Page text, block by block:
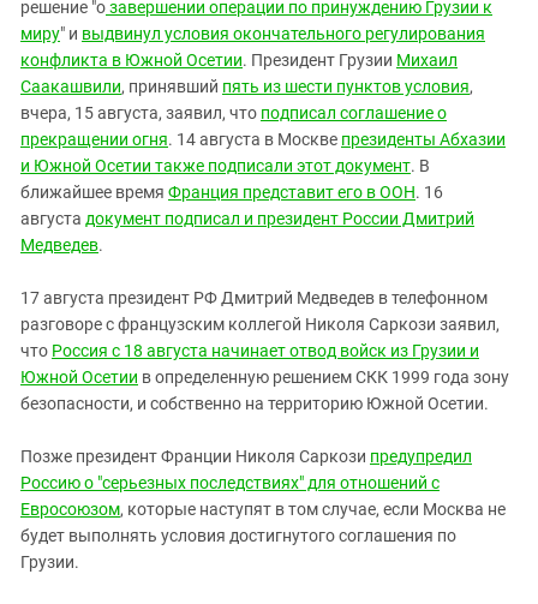
решение "озавершении операции по принуждению Грузии к
миру" и выдвинул условия окончательного регулирования
конфликта в Южной Осетии. Президент Грузии Михаил
Саакашвили, принявший пять из шести пунктов условия,
вчера, 15 августа, заявил, что подписал соглашение о
прекращении огня. 14 августа в Москве президенты Абхазии
и Южной Осетии также подписали этот документ. В
ближайшее время Франция представит его в ООН. 16
августа документ подписал и президент России Дмитрий
Медведев.
17 августа президент РФ Дмитрий Медведев в телефонном
разговоре с французским коллегой Николя Саркози заявил,
что Россия с 18 августа начинает отвод войск из Грузии и
Южной Осетии в определенную решением СКК 1999 года зону
безопасности, и собственно на территорию Южной Осетии.
Позже президент Франции Николя Саркози предупредил
Россию о "серьезных последствиях" для отношений с
Евросоюзом, которые наступят в том случае, если Москва не
будет выполнять условия достигнутого соглашения по
Грузии.